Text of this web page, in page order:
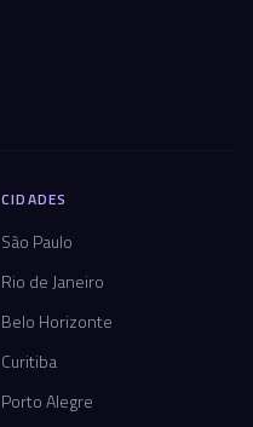
CIDADES
São Paulo
Rio de Janeiro
Belo Horizonte
Curitiba
Porto Alegre